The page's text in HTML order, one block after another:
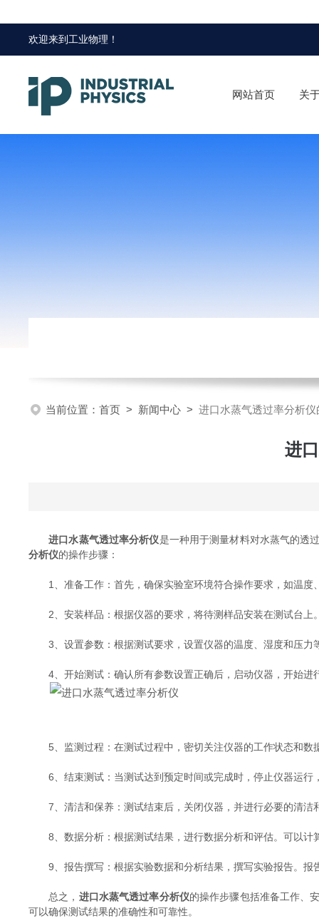
欢迎来到 工业物理 ！
网站首页 关
当前位置： 首页 > 新闻中心 > 进口水蒸气透过率分析
进
进口水蒸气透过率分析仪是一种用于测量材料对水蒸气的透
分析仪的操作步骤：
1、准备工作：首先，确保实验室环境符合操作要求，如温度
2、安装样品：根据仪器的要求，将待测样品安装在测试台上
3、设置参数：根据测试要求，设置仪器的温度、湿度和压力
4、开始测试：确认所有参数设置正确后，启动仪器，开始进
5、监测过程：在测试过程中，密切关注仪器的工作状态和数
6、结束测试：当测试达到预定时间或完成时，停止仪器运行
7、清洁和保养：测试结束后，关闭仪器，并进行必要的清洁
8、数据分析：根据测试结果，进行数据分析和评估。可以计
9、报告撰写：根据实验数据和分析结果，撰写实验报告。报
总之， 进口水蒸气透过率分析仪的操作步骤包括准备工作、
可以确保测试结果的准确性和可靠性。